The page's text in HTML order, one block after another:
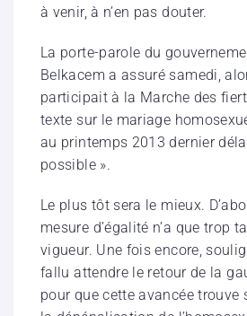
à venir, à n’en pas douter.
La porte-parole du
Belkacem a assuré samedi,
participait à la Marche des
texte sur le mariage
au printemps 2013 dernier
possible ».
Le plus tôt sera le mieux.
mesure d’égalité n’a que trop
vigueur. Une fois encore,
fallu attendre le retour de la
pour que cette avancée trouve